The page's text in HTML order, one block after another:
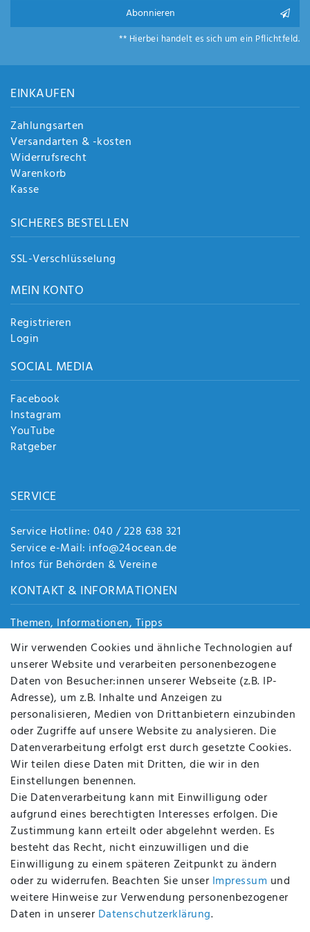
Abonnieren
** Hierbei handelt es sich um ein Pflichtfeld.
EINKAUFEN
Zahlungsarten
Versandarten & -kosten
Widerrufsrecht
Warenkorb
Kasse
SICHERES BESTELLEN
SSL-Verschlüsselung
MEIN KONTO
Registrieren
Login
SOCIAL MEDIA
Facebook
Instagram
YouTube
Ratgeber
SERVICE
Service Hotline: 040 / 228 638 321
Service e-Mail: info@24ocean.de
Infos für Behörden & Vereine
KONTAKT & INFORMATIONEN
Themen, Informationen, Tipps
Jobs
Über uns
Kontakt
Datenschutz
AGB
FAQ
Batterieentsorgung
Altölverordnung
Impressum
BEQUEM UND SICHER BEZAHLEN MIT
BEI UNS SIND SIE SICHER!
Wir verwenden Cookies und ähnliche Technologien auf
unserer Website und verarbeiten personenbezogene
Daten von Besucher:innen unserer Webseite (z.B. IP-
Adresse), um z.B. Inhalte und Anzeigen zu
personalisieren, Medien von Drittanbietern einzubinden
oder Zugriffe auf unsere Website zu analysieren. Die
Datenverarbeitung erfolgt erst durch gesetzte Cookies.
Wir teilen diese Daten mit Dritten, die wir in den
Einstellungen benennen.
Die Datenverarbeitung kann mit Einwilligung oder
aufgrund eines berechtigten Interesses erfolgen. Die
Zustimmung kann erteilt oder abgelehnt werden. Es
besteht das Recht, nicht einzuwilligen und die
Einwilligung zu einem späteren Zeitpunkt zu ändern
oder zu widerrufen. Beachten Sie unser Impressum und
weitere Hinweise zur Verwendung personenbezogener
Daten in unserer Daten­schutz­erklärung.